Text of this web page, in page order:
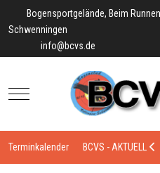
Bogensportgelände, Beim
Schwenningen
info@bcvs.de
Mobile Menu Toggle
Terminkalender BCVS - AKTUELL